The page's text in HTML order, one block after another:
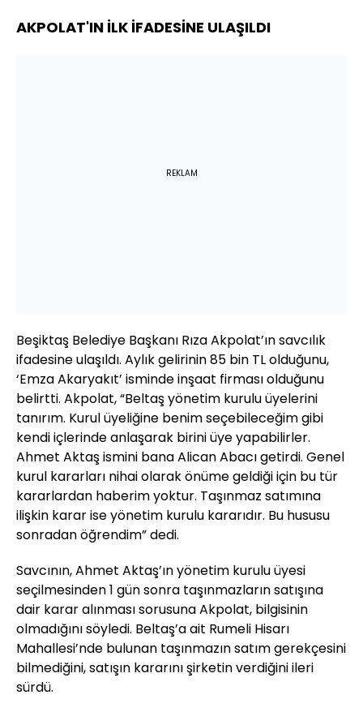
AKPOLAT'IN İLK İFADESİNE ULAŞILDI
REKLAM
Beşiktaş Belediye Başkanı Rıza Akpolat’ın savcılık
ifadesine ulaşıldı. Aylık gelirinin 85 bin TL olduğunu,
‘Emza Akaryakıt’ isminde inşaat firması olduğunu
belirtti. Akpolat, “Beltaş yönetim kurulu üyelerini
tanırım. Kurul üyeliğine benim seçebileceğim gibi
kendi içlerinde anlaşarak birini üye yapabilirler.
Ahmet Aktaş ismini bana Alican Abacı getirdi. Genel
kurul kararları nihai olarak önüme geldiği için bu tür
kararlardan haberim yoktur. Taşınmaz satımına
ilişkin karar ise yönetim kurulu kararıdır. Bu hususu
sonradan öğrendim” dedi.
Savcının, Ahmet Aktaş’ın yönetim kurulu üyesi
seçilmesinden 1 gün sonra taşınmazların satışına
dair karar alınması sorusuna Akpolat, bilgisinin
olmadığını söyledi. Beltaş’a ait Rumeli Hisarı
Mahallesi’nde bulunan taşınmazın satım gerekçesini
bilmediğini, satışın kararını şirketin verdiğini ileri
sürdü.